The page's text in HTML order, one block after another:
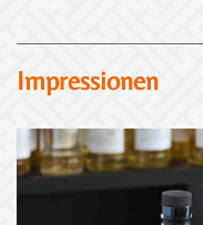
Impressionen